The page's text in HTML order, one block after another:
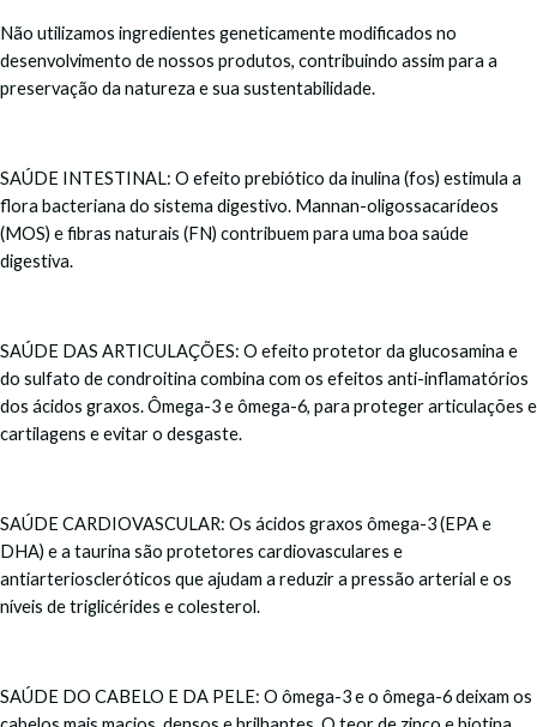
Não utilizamos ingredientes geneticamente modificados no
desenvolvimento de nossos produtos, contribuindo assim para a
preservação da natureza e sua sustentabilidade.
SAÚDE INTESTINAL: O efeito prebiótico da inulina (fos) estimula a
flora bacteriana do sistema digestivo. Mannan-oligossacarídeos
(MOS) e fibras naturais (FN) contribuem para uma boa saúde
digestiva.
SAÚDE DAS ARTICULAÇÕES: O efeito protetor da glucosamina e
do sulfato de condroitina combina com os efeitos anti-inflamatórios
dos ácidos graxos. Ômega-3 e ômega-6, para proteger articulações e
cartilagens e evitar o desgaste.
SAÚDE CARDIOVASCULAR: Os ácidos graxos ômega-3 (EPA e
DHA) e a taurina são protetores cardiovasculares e
antiarterioscleróticos que ajudam a reduzir a pressão arterial e os
níveis de triglicérides e colesterol.
SAÚDE DO CABELO E DA PELE: O ômega-3 e o ômega-6 deixam os